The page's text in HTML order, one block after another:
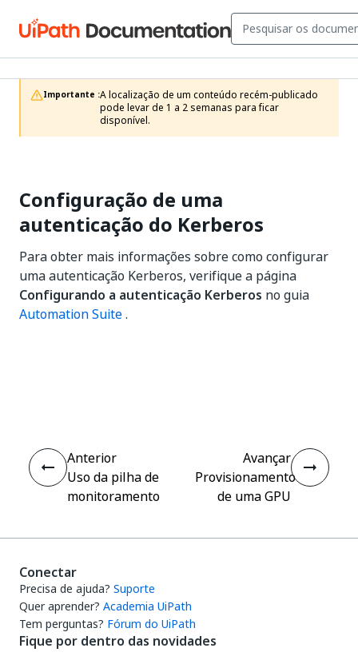
Importante :A localização de um conteúdo recém-publicado
pode levar de 1 a 2 semanas para ficar
disponível.
Configuração de uma
autenticação do Kerberos
Para obter mais informações sobre como configurar
uma autenticação Kerberos, verifique a página
Configurando a autenticação Kerberos no guia
Automation Suite.
Anterior
Uso da pilha de
monitoramento
Avançar
Provisionamento
de uma GPU
Conectar
Precisa de ajuda? Suporte
Quer aprender? Academia UiPath
Tem perguntas? Fórum do UiPath
Fique por dentro das novidades